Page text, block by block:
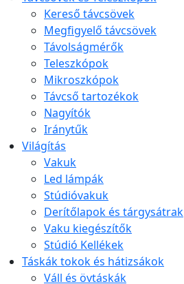
Kereső távcsövek
Megfigyelő távcsövek
Távolságmérők
Teleszkópok
Mikroszkópok
Távcső tartozékok
Nagyítók
Iránytűk
Világítás
Vakuk
Led lámpák
Stúdióvakuk
Derítőlapok és tárgysátrak
Vaku kiegészítők
Stúdió Kellékek
Táskák tokok és hátizsákok
Váll és övtáskák